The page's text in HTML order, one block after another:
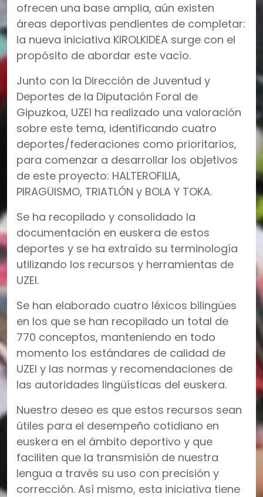
ofrecen una base amplia, aún existen
áreas deportivas pendientes de completar:
la nueva iniciativa KIROLKIDEA surge con el
propósito de abordar este vacío.
Junto con la Dirección de Juventud y
Deportes de la Diputación Foral de
Gipuzkoa, UZEI ha realizado una valoración
sobre este tema, identificando cuatro
deportes/federaciones como prioritarios,
para comenzar a desarrollar los objetivos
de este proyecto: HALTEROFILIA,
PIRAGÜISMO, TRIATLÓN y BOLA Y TOKA.
Se ha recopilado y consolidado la
documentación en euskera de estos
deportes y se ha extraído su terminología
utilizando los recursos y herramientas de
UZEI.
Se han elaborado cuatro léxicos bilingües
en los que se han recopilado un total de
770 conceptos, manteniendo en todo
momento los estándares de calidad de
UZEI y las normas y recomendaciones de
las autoridades lingüísticas del euskera.
Nuestro deseo es que estos recursos sean
útiles para el desempeño cotidiano en
euskera en el ámbito deportivo y que
faciliten que la transmisión de nuestra
lengua a través su uso con precisión y
corrección. Así mismo, esta iniciativa tiene